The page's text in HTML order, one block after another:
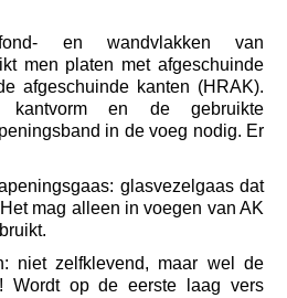
en wandvlakken van
men platen met afgeschuinde
afgeschuinde kanten (HRAK).
en de gebruikte
in de voeg nodig. Er
glasvezelgaas dat
mag alleen in voegen van AK
niet zelfklevend, maar wel de
Wordt op de eerste laag vers